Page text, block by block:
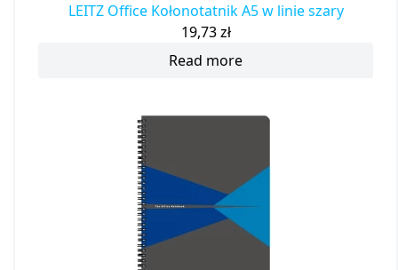
LEITZ Office Kołonotatnik A5 w linie szary
19,73zł
Read more